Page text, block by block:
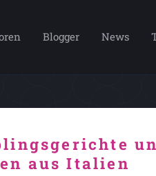
Blogger News
aus Italien